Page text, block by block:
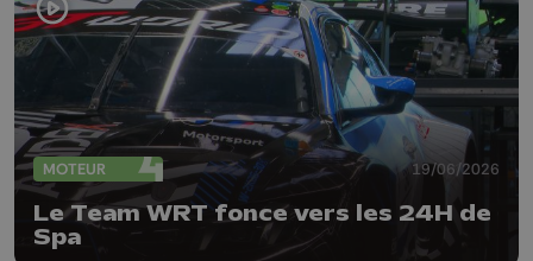
MOTEUR 19/06/2026
Le Team WRT fonce vers les 24H de
Spa